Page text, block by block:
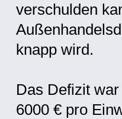
verschulden
knapp wird.
Das Defizit
6000 € pro